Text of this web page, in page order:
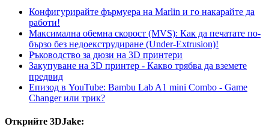
Конфигурирайте фърмуера на Marlin и го накарайте да
работи!
Максимална обемна скорост (MVS): Как да печатате по-
бързо без недоекструдиране (Under-Extrusion)!
Ръководство за дюзи на 3D принтери
Закупуване на 3D принтер - Какво трябва да вземете
предвид
Епизод в YouTube: Bambu Lab A1 mini Combo - Game
Changer или трик?
Открийте 3DJake: